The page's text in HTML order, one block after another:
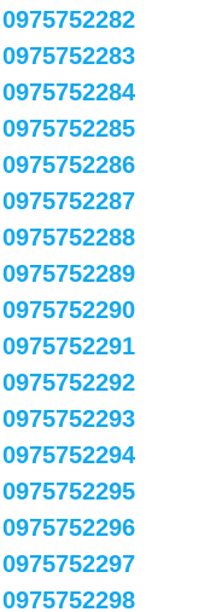
0975752282
0975752283
0975752284
0975752285
0975752286
0975752287
0975752288
0975752289
0975752290
0975752291
0975752292
0975752293
0975752294
0975752295
0975752296
0975752297
0975752298